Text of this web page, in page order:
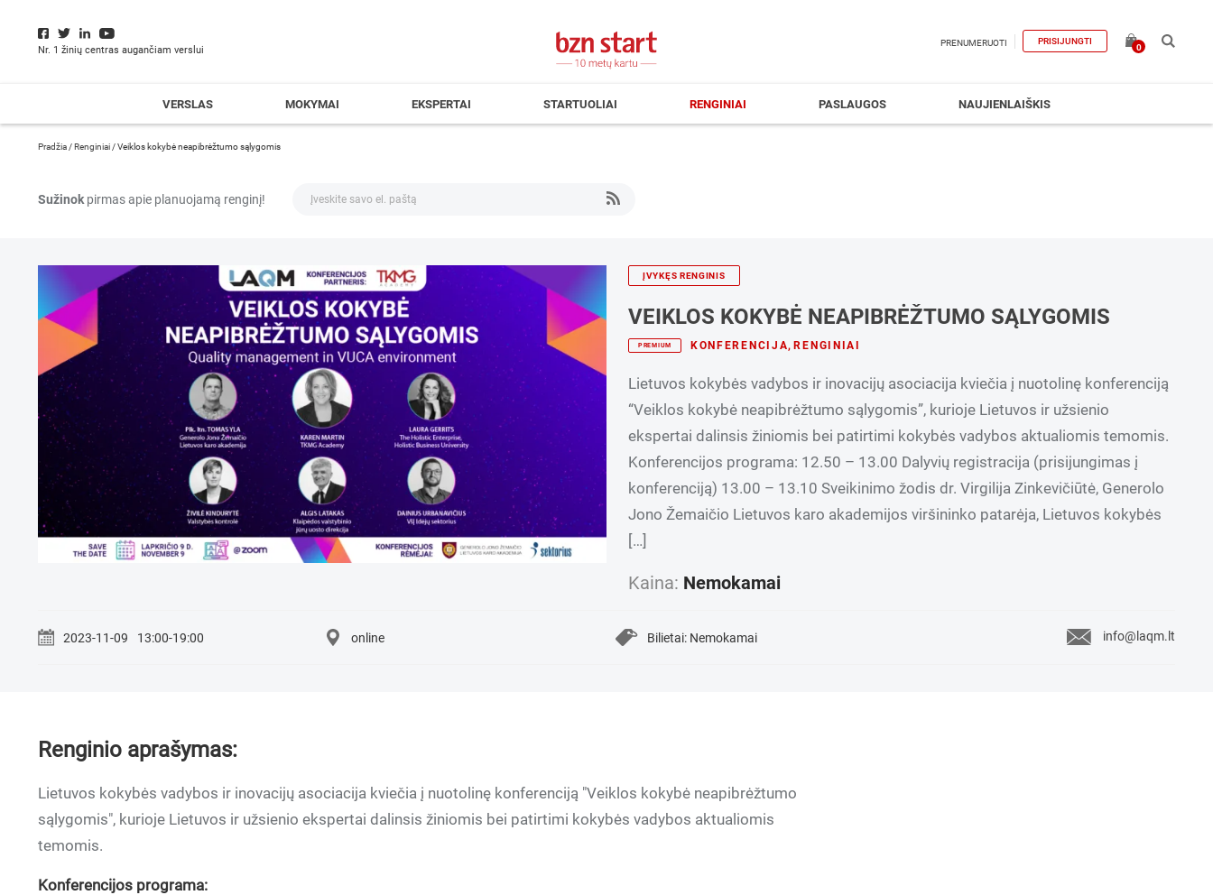
Nr. 1 žinių centras augančiam verslui
PRENUMERUOTI PRISIJUNGTI
0
VERSLAS MOKYMAI EKSPERTAI STARTUOLIAI RENGINIAI PASLAUGOS NAUJIENLAIŠKIS
Pradžia /Renginiai /Veiklos kokybė neapibrėžtumo sąlygomis
Sužinok pirmas apie planuojamą renginį!
ĮVYKĘS RENGINIS
VEIKLOS KOKYBĖ NEAPIBRĖŽTUMO SĄLYGOMIS
PREMIUM KONFERENCIJA, RENGINIAI
Lietuvos kokybės vadybos ir inovacijų asociacija kviečia į nuotolinę konferenciją
“Veiklos kokybė neapibrėžtumo sąlygomis”, kurioje Lietuvos ir užsienio
ekspertai dalinsis žiniomis bei patirtimi kokybės vadybos aktualiomis temomis.
Konferencijos programa: 12.50 – 13.00 Dalyvių registracija (prisijungimas į
konferenciją) 13.00 – 13.10 Sveikinimo žodis dr. Virgilija Zinkevičiūtė, Generolo
Jono Žemaičio Lietuvos karo akademijos viršininko patarėja, Lietuvos kokybės
[…]
Kaina: Nemokamai
2023-11-09 13:00-19:00 online Bilietai: Nemokamai info@laqm.lt
Renginio aprašymas:
Lietuvos kokybės vadybos ir inovacijų asociacija kviečia į nuotolinę konferenciją "Veiklos kokybė neapibrėžtumo
sąlygomis", kurioje Lietuvos ir užsienio ekspertai dalinsis žiniomis bei patirtimi kokybės vadybos aktualiomis
temomis.
Konferencijos programa: